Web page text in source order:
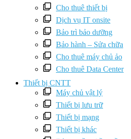
Cho thuê thiết bị
Dịch vụ IT onsite
Bảo trì bảo dưỡng
Bảo hành – Sửa chữa
Cho thuê máy chủ ảo
Cho thuê Data Center
Thiết bị CNTT
Máy chủ vật lý
Thiết bị lưu trữ
Thiết bị mạng
Thiết bị khác